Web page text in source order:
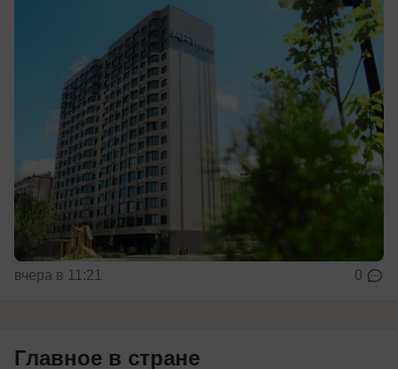
вчера в 11:21 0
Главное в стране